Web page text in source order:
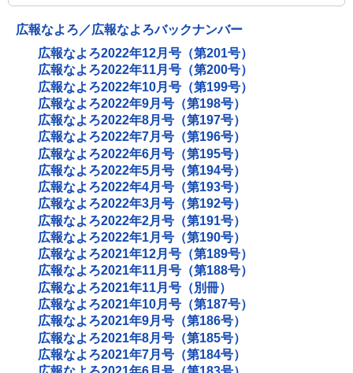
広報なよろ／広報なよろバックナンバー
広報なよろ2022年12月号（第201号）
広報なよろ2022年11月号（第200号）
広報なよろ2022年10月号（第199号）
広報なよろ2022年9月号（第198号）
広報なよろ2022年8月号（第197号）
広報なよろ2022年7月号（第196号）
広報なよろ2022年6月号（第195号）
広報なよろ2022年5月号（第194号）
広報なよろ2022年4月号（第193号）
広報なよろ2022年3月号（第192号）
広報なよろ2022年2月号（第191号）
広報なよろ2022年1月号（第190号）
広報なよろ2021年12月号（第189号）
広報なよろ2021年11月号（第188号）
広報なよろ2021年11月号（別冊）
広報なよろ2021年10月号（第187号）
広報なよろ2021年9月号（第186号）
広報なよろ2021年8月号（第185号）
広報なよろ2021年7月号（第184号）